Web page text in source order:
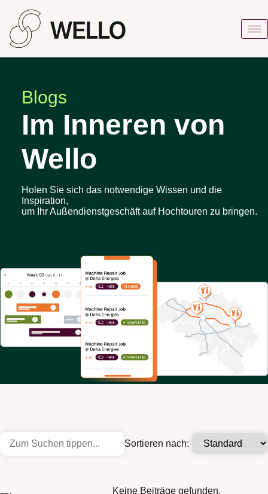
Blogs
Im Inneren von
Wello
Holen Sie sich das notwendige Wissen und die
Inspiration,
um Ihr Außendienstgeschäft auf Hochtouren zu bringen.
Sortieren nach:
Keine Beiträge gefunden.